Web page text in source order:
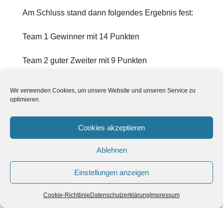
Wir verwenden Cookies, um unsere Website und unseren Service zu
optimieren.
Cookies akzeptieren
Ablehnen
Einstellungen anzeigen
Cookie-Richtlinie Datenschutzerklärung Impressum
Am Schluss stand dann folgendes Ergebnis fest:
Team 1 Gewinner mit 14 Punkten
Team 2 guter Zweiter mit 9 Punkten
wieder auf die nächsten Boulerunden beim TCO.
so dass dann auch richtige Mixed Runden
10. Spieltag2014